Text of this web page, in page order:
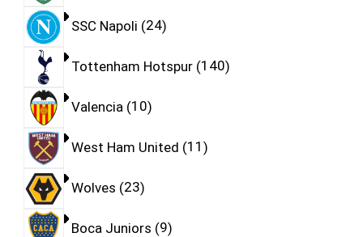
SSC Napoli 24
Tottenham Hotspur 140
Valencia 10
West Ham United 11
Wolves 23
Boca Juniors 9